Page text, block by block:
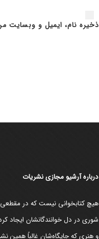
ذخیره نام، ایمیل و وبسایت
دربارۀ آرشیو مجازی نشریات
هیچ کتابخوانی نیست که در مقطعی
شوری در دل خوانندگانشان ایجاد
و هنری که جایگاه‌شان غالباً همین